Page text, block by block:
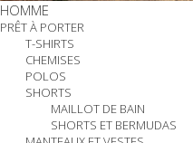
HOMME
PRÊT À PORTER
T-SHIRTS
CHEMISES
POLOS
SHORTS
MAILLOT DE BAIN
SHORTS ET BERMUDAS